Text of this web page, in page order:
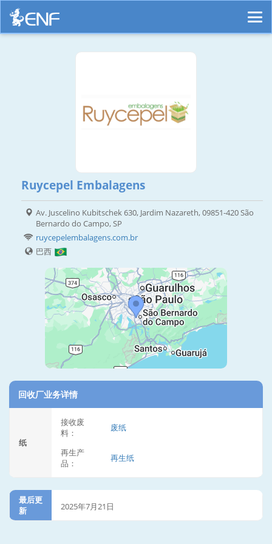
Ruycepel Embalagens
Av. Juscelino Kubitschek 630, Jardim Nazareth, 09851-420 São
Bernardo do Campo, SP
ruycepelembalagens.com.br
巴西
回收厂业务详情
纸
接收废
料：
废纸
再生产
品：
再生纸
最后更
新
2025年7月21日